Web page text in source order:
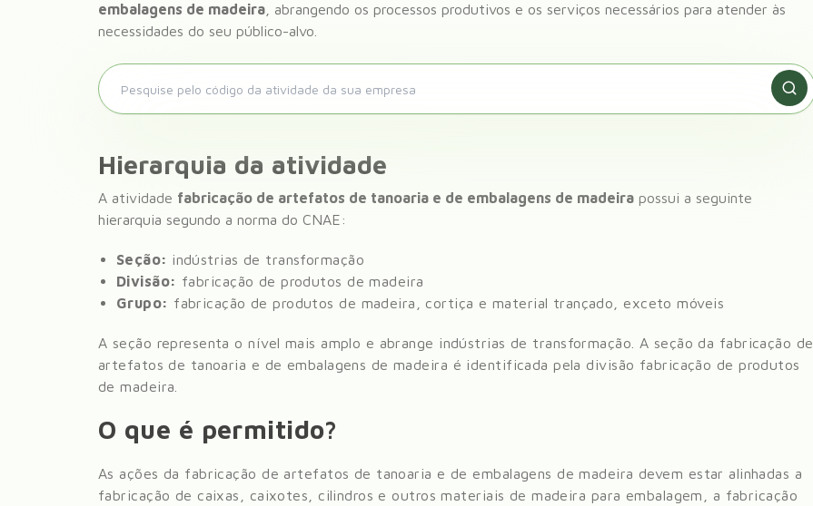
embalagens de madeira , abrangendo os processos produtivos e os serviços necessários para atender às
necessidades do seu público-alvo.
Hierarquia da atividade
A atividade fabricação de artefatos de tanoaria e de embalagens de madeira possui a seguinte
hierarquia segundo a norma do CNAE:
Seção: indústrias de transformação
Divisão: fabricação de produtos de madeira
Grupo: fabricação de produtos de madeira, cortiça e material trançado, exceto móveis
A seção representa o nível mais amplo e abrange indústrias de transformação . A seção da fabricação de
artefatos de tanoaria e de embalagens de madeira é identificada pela divisão fabricação de produtos
de madeira
O que é permitido?
As ações da fabricação de artefatos de tanoaria e de embalagens de madeira devem estar alinhadas a
fabricação de caixas, caixotes, cilindros e outros materiais de madeira para embalagem, a fabricação